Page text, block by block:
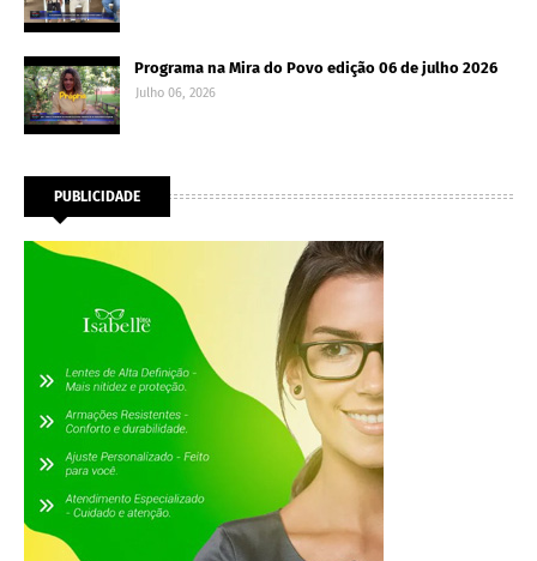
Programa na Mira do Povo edição 06 de julho 2026
Julho 06, 2026
PUBLICIDADE